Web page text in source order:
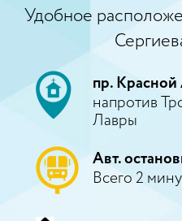
Удобное
пр.
напротив
Лавры
Авт.
Всего 2